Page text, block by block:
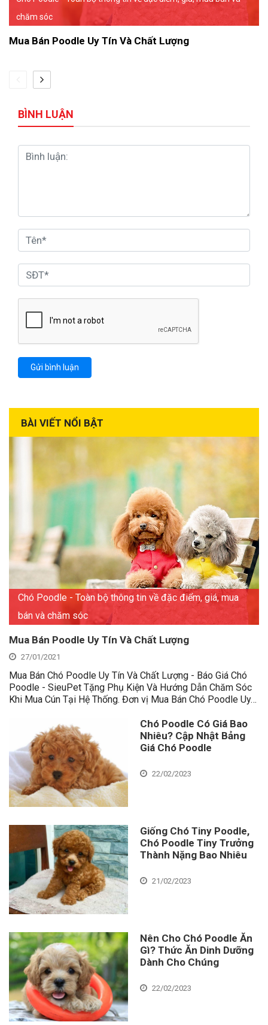
chăm sóc
Mua Bán Poodle Uy Tín Và Chất Lượng
BÌNH LUẬN
BÀI VIẾT NỔI BẬT
Chó Poodle - Toàn bộ thông tin về đặc điểm, giá, mua
bán và chăm sóc
Mua Bán Poodle Uy Tín Và Chất Lượng
27/01/2021
Mua Bán Chó Poodle Uy Tín Và Chất Lượng - Báo Giá Chó
Poodle - SieuPet Tặng Phụ Kiện Và Hướng Dẫn Chăm Sóc
Khi Mua Cún Tại Hệ Thống. Đơn vị Mua Bán Chó Poodle Uy…
Chó Poodle Có Giá Bao
Nhiêu? Cập Nhật Bảng
Giá Chó Poodle
22/02/2023
Giống Chó Tiny Poodle,
Chó Poodle Tiny Trưởng
Thành Nặng Bao Nhiêu
21/02/2023
Nên Cho Chó Poodle Ăn
Gì? Thức Ăn Dinh Dưỡng
Dành Cho Chúng
22/02/2023